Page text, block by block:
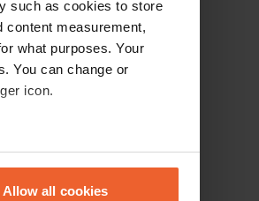
such as cookies to store
content measurement,
what purposes. Your
You can change or
icon.
meters
Allow all cookies
pavées. À
!!